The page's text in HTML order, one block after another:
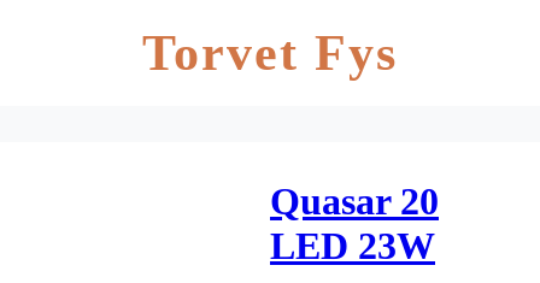
Torvet Fys
Quasar 20
LED 23W